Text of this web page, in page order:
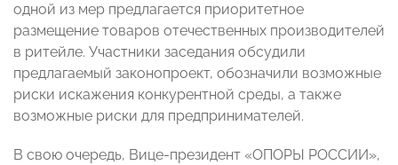
одной из мер предлагается приоритетное
размещение товаров отечественных производителей
в ритейле. Участники заседания обсудили
предлагаемый законопроект, обозначили возможные
риски искажения конкурентной среды, а также
возможные риски для предпринимателей.
В свою очередь, Вице-президент «ОПОРЫ РОССИИ»,